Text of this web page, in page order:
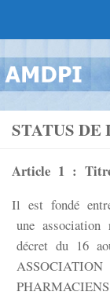
STATUS DE
Article 1 :
Il est fondé
une
décret du 16